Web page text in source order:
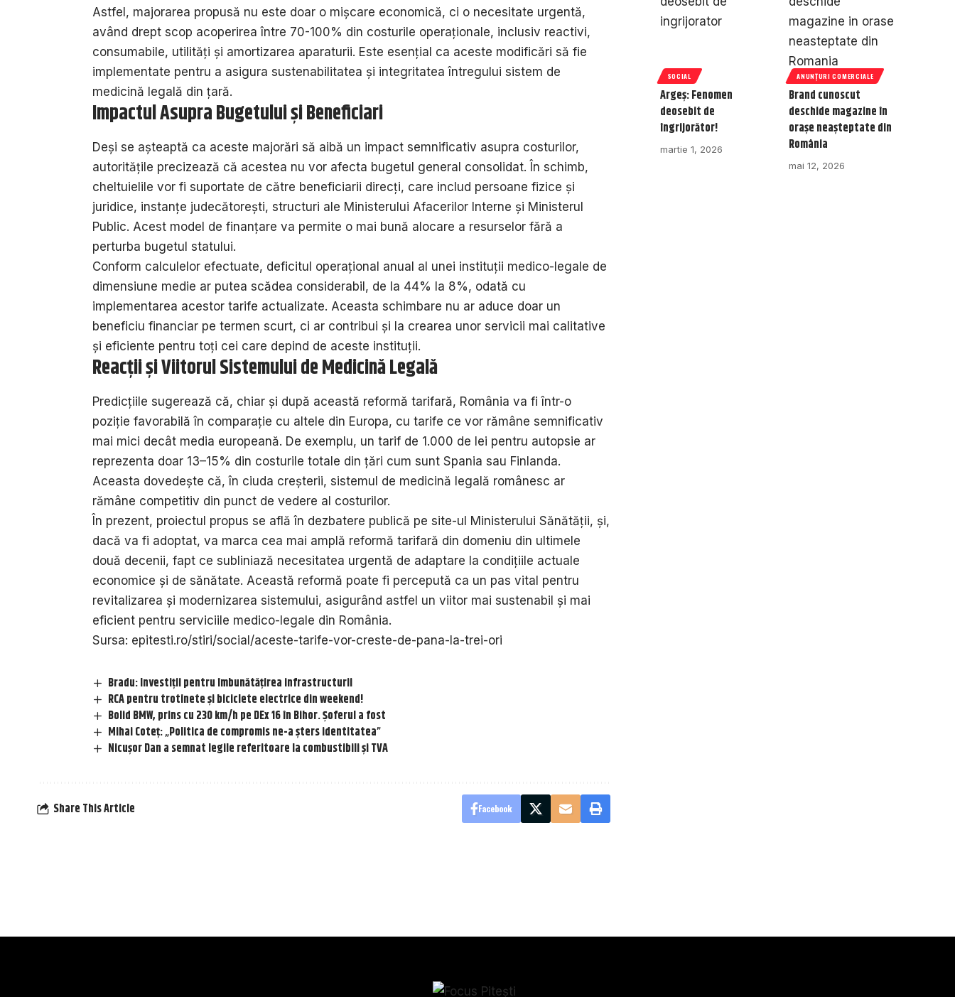
Astfel, majorarea propusă nu este doar o mișcare economică, ci o necesitate urgentă,
având drept scop acoperirea între 70-100% din costurile operaționale, inclusiv reactivi,
consumabile, utilități și amortizarea aparaturii. Este esențial ca aceste modificări să fie
implementate pentru a asigura sustenabilitatea și integritatea întregului sistem de
medicină legală din țară.
Impactul Asupra Bugetului și Beneficiari
Deși se așteaptă ca aceste majorări să aibă un impact semnificativ asupra costurilor,
autoritățile precizează că acestea nu vor afecta bugetul general consolidat. În schimb,
cheltuielile vor fi suportate de către beneficiarii direcți, care includ persoane fizice și
juridice, instanțe judecătorești, structuri ale Ministerului Afacerilor Interne și Ministerul
Public. Acest model de finanțare va permite o mai bună alocare a resurselor fără a
perturba bugetul statului.
Conform calculelor efectuate, deficitul operațional anual al unei instituții medico-legale de
dimensiune medie ar putea scădea considerabil, de la 44% la 8%, odată cu
implementarea acestor tarife actualizate. Aceasta schimbare nu ar aduce doar un
beneficiu financiar pe termen scurt, ci ar contribui și la crearea unor servicii mai calitative
și eficiente pentru toți cei care depind de aceste instituții.
Reacții și Viitorul Sistemului de Medicină Legală
Predicțiile sugerează că, chiar și după această reformă tarifară, România va fi într-o
poziție favorabilă în comparație cu altele din Europa, cu tarife ce vor rămâne semnificativ
mai mici decât media europeană. De exemplu, un tarif de 1.000 de lei pentru autopsie ar
reprezenta doar 13–15% din costurile totale din țări cum sunt Spania sau Finlanda.
Aceasta dovedește că, în ciuda creșterii, sistemul de medicină legală românesc ar
rămâne competitiv din punct de vedere al costurilor.
În prezent, proiectul propus se află în dezbatere publică pe site-ul Ministerului Sănătății, și,
dacă va fi adoptat, va marca cea mai amplă reformă tarifară din domeniu din ultimele
două decenii, fapt ce subliniază necesitatea urgentă de adaptare la condițiile actuale
economice și de sănătate. Această reformă poate fi percepută ca un pas vital pentru
revitalizarea și modernizarea sistemului, asigurând astfel un viitor mai sustenabil și mai
eficient pentru serviciile medico-legale din România.
Sursa: epitesti.ro/stiri/social/aceste-tarife-vor-creste-de-pana-la-trei-ori
Bradu: Investiții pentru îmbunătățirea infrastructurii
RCA pentru trotinete și biciclete electrice din weekend!
Bolid BMW, prins cu 230 km/h pe DEx 16 în Bihor. Șoferul a fost
Mihai Coteț: „Politica de compromis ne-a șters identitatea”
Nicușor Dan a semnat legile referitoare la combustibili și TVA
Share This Article Facebook
SOCIAL
Argeș: Fenomen
deosebit de
îngrijorător!
martie 1, 2026
ANUNȚURI COMERCIALE
Brand cunoscut
deschide magazine în
orașe neașteptate din
România
mai 12, 2026